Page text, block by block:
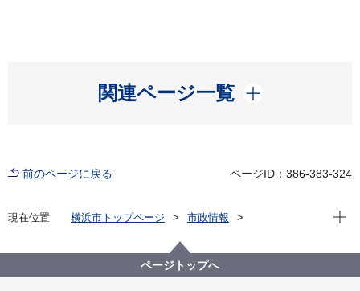
関連ページ一覧
開く
前のページに戻る ページID：386-383-324
現在位置 横浜市トップページ
市政情報
道路・交通政策局の紹介
道路・交通政策局の予算
令和７年度 国家予算に関する提案・要望
現在
ページトップへ